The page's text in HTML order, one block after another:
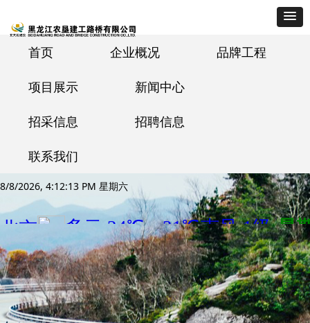
8/8/2026, 4:12:14 PM 星期六
首页 企业概况 品牌工程
项目展示 新闻中心
招采信息 招聘信息
联系我们